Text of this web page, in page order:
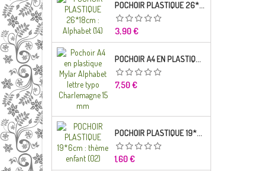
POCHOIR PLASTIQUE 26*18CM : ALPHABET (14)
Prix
3,90 €
POCHOIR A4 EN PLASTIQUE MYLAR ALPHABET LETTRE TYPO CHARLEMAGNE
Prix
7,50 €
POCHOIR PLASTIQUE 19*6CM : THÈME ENFANT (02)
Prix
1,60 €